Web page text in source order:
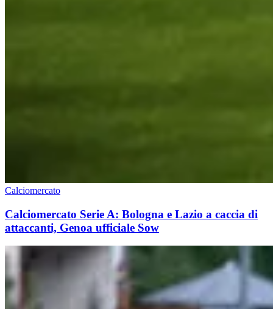
Calciomercato
Calciomercato Serie A: Bologna e Lazio a caccia di
attaccanti, Genoa ufficiale Sow